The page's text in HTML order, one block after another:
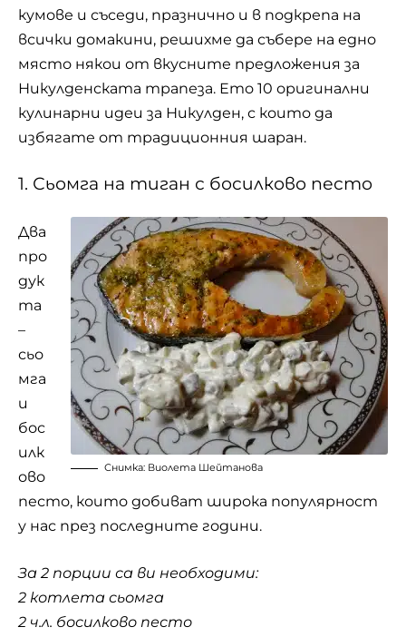
кумове и съседи, празнично и в подкрепа на
всички домакини, решихме да събере на едно
място някои от вкусните предложения за
Никулденската трапеза. Ето 10 оригинални
кулинарни идеи за Никулден, с които да
избягате от традиционния шаран.
1. Сьомга на тиган с босилково песто
Снимка: Виолета Шейтанова
Два
про
дук
та
–
сьо
мга
и
бос
илк
ово
песто, които добиват широка популярност
у нас през последните години.
За 2 порции са ви необходими:
2 котлета сьомга
2 ч.л. босилково песто